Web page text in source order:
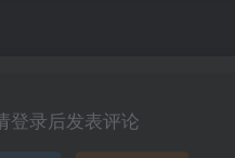
登录后发表评论